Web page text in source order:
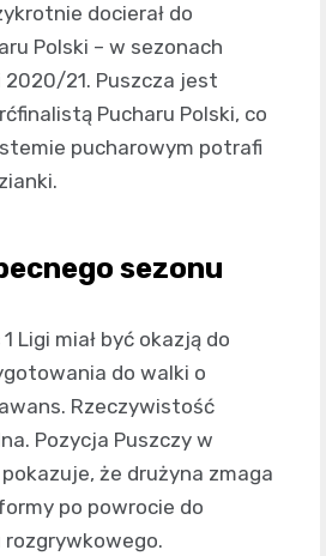
docierał do
Polski – w sezonach
2020/21. Puszcza jest
Pucharu Polski, co
pucharowym potrafi
sezonu
Ligi miał być okazją do
do walki o
Rzeczywistość
Pozycja Puszczy w
że drużyna zmaga
po powrocie do
rozgrywkowego.